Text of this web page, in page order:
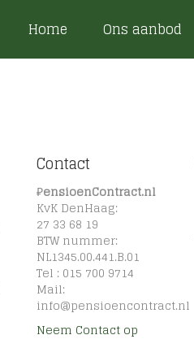
Home Ons aanbod
Contact
₽ensioenContract.nl
KvK DenHaag:
27 33 68 19
BTW nummer:
NL1345.00.441.B.01
Tel : 015 700 9714
Mail:
info@pensioencontract.nl
Neem Contact op